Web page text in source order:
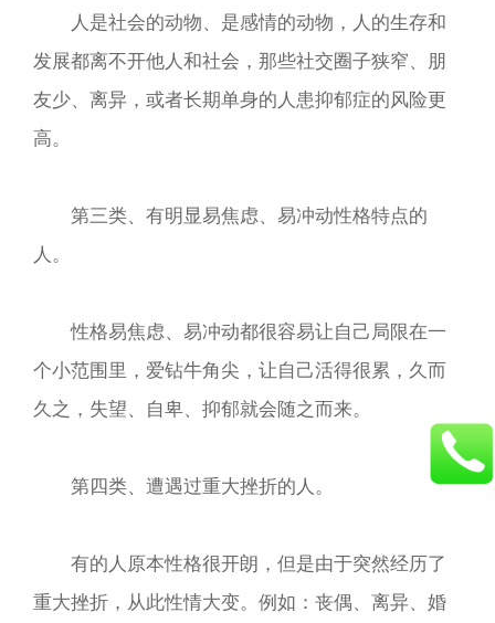
人是社会的动物、是感情的动物，人的生存和
发展都离不开他人和社会，那些社交圈子狭窄、朋
友少、离异，或者长期单身的人患抑郁症的风险更
高。
第三类、有明显易焦虑、易冲动性格特点的
人。
性格易焦虑、易冲动都很容易让自己局限在一
个小范围里，爱钻牛角尖，让自己活得很累，久而
久之，失望、自卑、抑郁就会随之而来。
第四类、遭遇过重大挫折的人。
有的人原本性格很开朗，但是由于突然经历了
重大挫折，从此性情大变。例如：丧偶、离异、婚